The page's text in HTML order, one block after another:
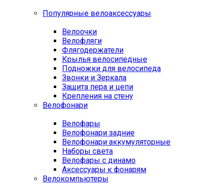
Популярные велоаксессуары
Велоочки
Велофляги
Флягодержатели
Крылья велосипедные
Подножки для велосипеда
Звонки и Зеркала
Защита пера и цепи
Крепления на стену
Велофонари
Велофары
Велофонари задние
Велофонари аккумуляторные
Наборы света
Велофары с динамо
Аксессуары к фонарям
Велокомпьютеры